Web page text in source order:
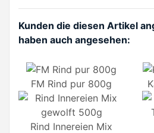
Kunden die diesen Artikel
haben auch angesehen:
FM Rind pur 800g
Rind Innereien Mix